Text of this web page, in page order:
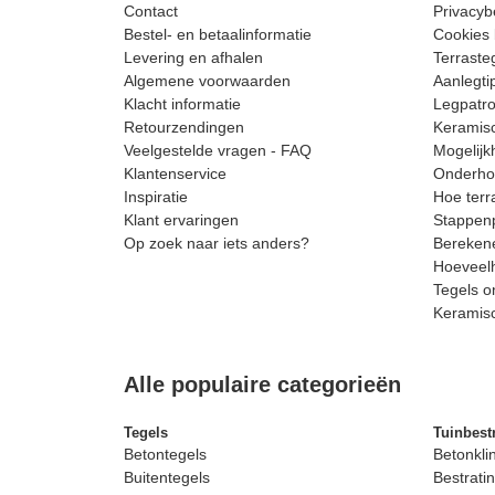
Contact
Bestel- en betaalinformatie
Levering en afhalen
Algemene voorwaarden
Klacht informatie
Retourzendingen
Veelgestelde vragen - FAQ
Klantenservice
Inspiratie
Klant ervaringen
Op zoek naar iets anders?
Cookies
Hoe
Tegels
Alle populaire categorieën
Tegels
Betontegels
Buitentegels